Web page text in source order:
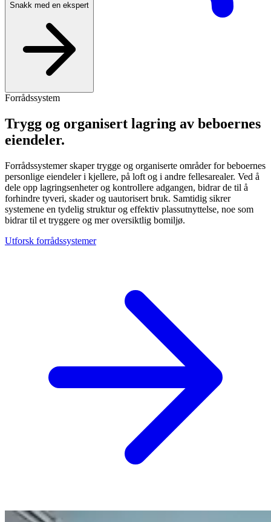
Snakk med en ekspert
Forrådssystem
Trygg og organisert lagring av beboernes
eiendeler.
Forrådssystemer skaper trygge og organiserte områder for beboernes
personlige eiendeler i kjellere, på loft og i andre fellesarealer. Ved å
dele opp lagringsenheter og kontrollere adgangen, bidrar de til å
forhindre tyveri, skader og uautorisert bruk. Samtidig sikrer
systemene en tydelig struktur og effektiv plassutnyttelse, noe som
bidrar til et tryggere og mer oversiktlig bomiljø.
Utforsk forrådssystemer